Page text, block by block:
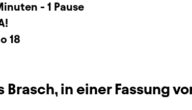
- 1 Pause
18
in einer Fassung